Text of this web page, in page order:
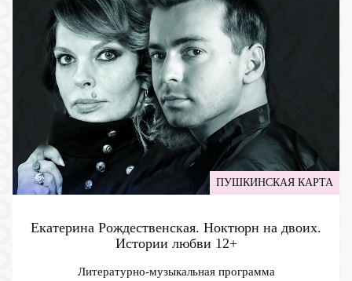
ПУШКИНСКАЯ КАРТА
Екатерина Рождественская. Ноктюрн на двоих.
Истории любви 12+
Литературно-музыкальная программа